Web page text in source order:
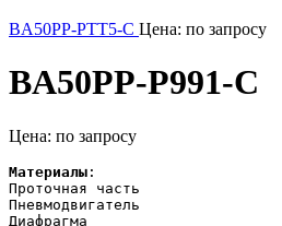
BA50PP-PTT5-C Цена: по запросу
BA50PP-P991-C
Цена: по запросу
Материалы :
Проточная часть
Пневмодвигатель
Диафрагма